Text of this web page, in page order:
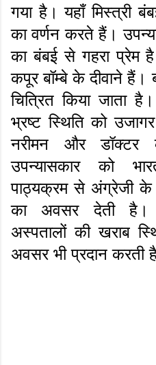
गया है। यहाँ मिस्त्री
का वर्णन करते हैं।
का बंबई से गहरा प्रेम
कपूर बॉम्बे के दीवाने हैं।
चित्रित किया जाता
भ्रष्ट स्थिति को
नरीमन और डॉक्टर
उपन्यासकार को
पाठ्यक्रम से अंग्रेजी के
का अवसर देती है।
अस्पतालों की खराब
अवसर भी प्रदान करती